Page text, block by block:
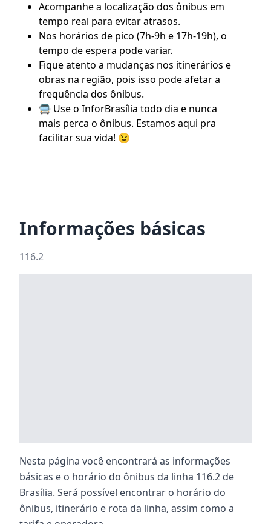
Acompanhe a localização dos ônibus em
tempo real para evitar atrasos.
Nos horários de pico (7h-9h e 17h-19h), o
tempo de espera pode variar.
Fique atento a mudanças nos itinerários e
obras na região, pois isso pode afetar a
frequência dos ônibus.
🚍 Use o InforBrasília todo dia e nunca
mais perca o ônibus. Estamos aqui pra
facilitar sua vida! 😉
Informações básicas
116.2
Nesta página você encontrará as informações
básicas e o horário do ônibus da linha 116.2 de
Brasília. Será possível encontrar o horário do
ônibus, itinerário e rota da linha, assim como a